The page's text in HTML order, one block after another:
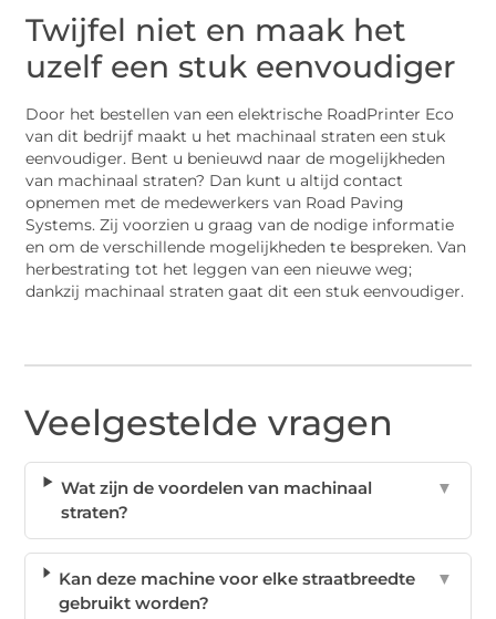
Twijfel niet en maak het
uzelf een stuk eenvoudiger
Door het bestellen van een elektrische RoadPrinter Eco
van dit bedrijf maakt u het machinaal straten een stuk
eenvoudiger. Bent u benieuwd naar de mogelijkheden
van machinaal straten? Dan kunt u altijd contact
opnemen met de medewerkers van Road Paving
Systems. Zij voorzien u graag van de nodige informatie
en om de verschillende mogelijkheden te bespreken. Van
herbestrating tot het leggen van een nieuwe weg;
dankzij machinaal straten gaat dit een stuk eenvoudiger.
Veelgestelde vragen
Wat zijn de voordelen van machinaal
straten?
▼
Kan deze machine voor elke straatbreedte
gebruikt worden?
▼